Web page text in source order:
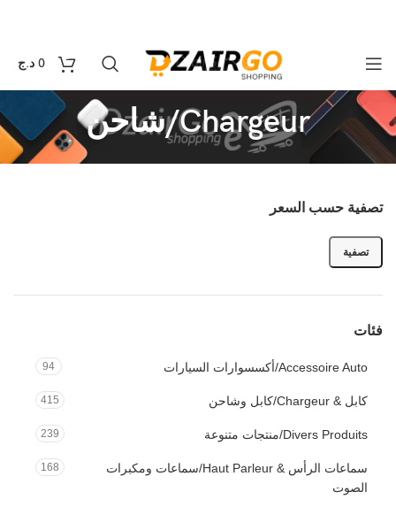
0
0 د.ج
Chargeur/شاحن
تصفية حسب السعر
تصفية
فئات
Accessoire Auto/أكسسوارات السيارات 94
كابل & Chargeur/كابل وشاحن 415
Divers Produits/منتجات متنوعة 239
سماعات الرأس & Haut Parleur/سماعات ومكبرات
الصوت
168